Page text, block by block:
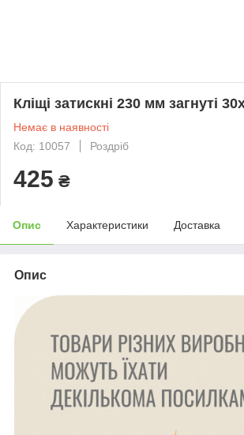
Кліщі затискні 230 мм загнуті
Немає в наявності
Код: 10057
Роздріб
425 ₴
Опис Характеристики Доставка
Опис